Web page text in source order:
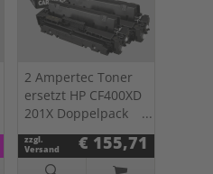
2 Ampertec Toner
ersetzt HP CF400XD
201X Doppelpack
schwarz
zzgl.
Versand
€ 155,71